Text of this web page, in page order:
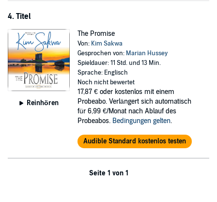
4. Titel
Reinhören
The Promise
Von: Kim Sakwa
Gesprochen von: Marian Hussey
Spieldauer: 11 Std. und 13 Min.
Sprache: Englisch
Noch nicht bewertet
17,87 € oder kostenlos mit einem
Probeabo. Verlängert sich automatisch
für 6,99 €/Monat nach Ablauf des
Probeabos. Bedingungen gelten.
Audible Standard kostenlos testen
Seite 1 von 1